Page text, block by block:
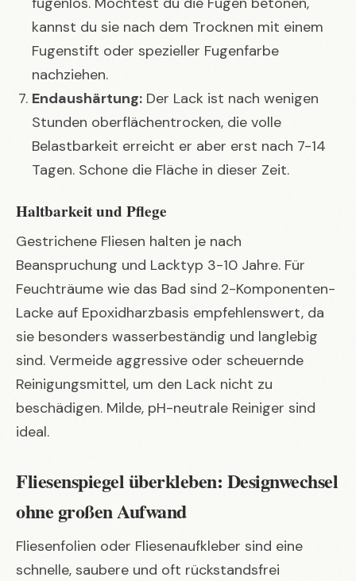
kannst du sie nach dem Trocknen mit einem
Fugenstift oder spezieller Fugenfarbe
nachziehen.
Endaushärtung: Der Lack ist nach wenigen
Stunden oberflächentrocken, die volle
Belastbarkeit erreicht er aber erst nach 7-14
Tagen. Schone die Fläche in dieser Zeit.
Haltbarkeit und Pflege
Gestrichene Fliesen halten je nach
Beanspruchung und Lacktyp 3-10 Jahre. Für
Feuchträume wie das Bad sind 2-Komponenten-
Lacke auf Epoxidharzbasis empfehlenswert, da
sie besonders wasserbeständig und langlebig
sind. Vermeide aggressive oder scheuernde
Reinigungsmittel, um den Lack nicht zu
beschädigen. Milde, pH-neutrale Reiniger sind
ideal.
Fliesenspiegel überkleben: Designwechsel
ohne großen Aufwand
Fliesenfolien oder Fliesenaufkleber sind eine
schnelle, saubere und oft rückstandsfrei